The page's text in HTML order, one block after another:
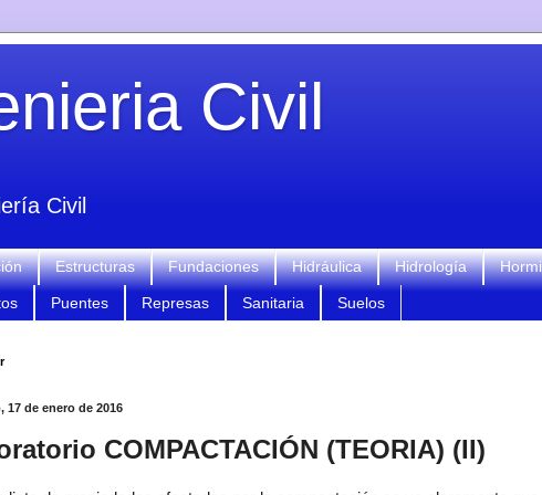
Civil
Civil
Estructuras Fundaciones Hidráulica Hidrología
Puentes Represas Sanitaria Suelos
17 de enero de 2016
COMPACTACIÓN (TEORIA) (II)